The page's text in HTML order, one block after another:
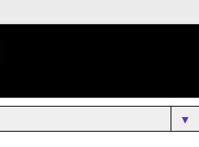
▼